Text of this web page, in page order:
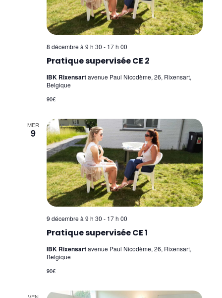
Pratique supervisée CE 2
8 décembre à 9 h 30 - 17 h 00
IBK Rixensartavenue Paul Nicodème, 26, Rixensart,
Belgique
90€
MER
9
Pratique supervisée CE 1
9 décembre à 9 h 30 - 17 h 00
IBK Rixensartavenue Paul Nicodème, 26, Rixensart,
Belgique
90€